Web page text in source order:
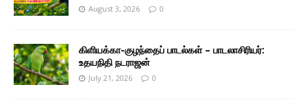
August 3, 2026 0
கிளியக்கா-குழந்தைப் பாடல்கள் – பாடலாசிரியர்:
உதயநிதி நடராஜன்
July 21, 2026 0